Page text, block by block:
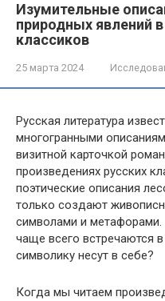
Изумительные
природных явлений
классиков
25 марта 2024
Русская литература
многогранными
визитной карточкой
произведениях русских
поэтические описания
только создают
символами и
чаще всего встречаются
символику несут в себе?
Когда мы читаем